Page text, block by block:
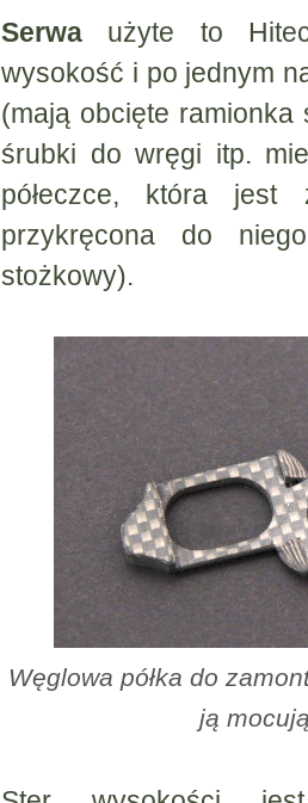
Serwa użyte to
wysokość i po jednym
(mają obcięte
śrubki do wręgi itp.
półeczce, która jest
przykręcona do
stożkowy).
Węglowa półka do
ją